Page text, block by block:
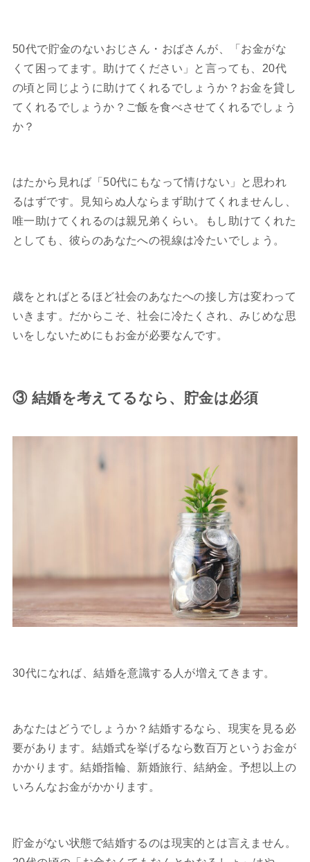
50代で貯金のないおじさん・おばさんが、「お金がな
くて困ってます。助けてください」と言っても、20代
の頃と同じように助けてくれるでしょうか？お金を貸し
てくれるでしょうか？ご飯を食べさせてくれるでしょう
か？
はたから見れば「50代にもなって情けない」と思われ
るはずです。見知らぬ人ならまず助けてくれませんし、
唯一助けてくれるのは親兄弟くらい。もし助けてくれた
としても、彼らのあなたへの視線は冷たいでしょう。
歳をとればとるほど社会のあなたへの接し方は変わって
いきます。だからこそ、社会に冷たくされ、みじめな思
いをしないためにもお金が必要なんです。
③ 結婚を考えてるなら、貯金は必須
30代になれば、結婚を意識する人が増えてきます。
あなたはどうでしょうか？結婚するなら、現実を見る必
要があります。結婚式を挙げるなら数百万というお金が
かかります。結婚指輪、新婚旅行、結納金。予想以上の
いろんなお金がかかります。
貯金がない状態で結婚するのは現実的とは言えません。